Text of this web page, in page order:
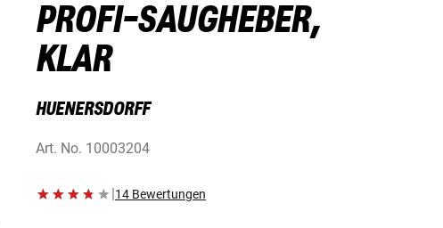
PROFI-SAUGHEBER,
KLAR
HUENERSDORFF
Art. No. 10003204
|14 Bewertungen